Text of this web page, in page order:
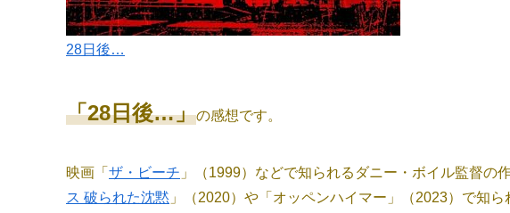
28日後…
「28日後…」の感想です。
映画「 ザ・ビーチ 」（1999）などで知られるダニー・ボイル監督の
ス 破られた沈黙 」（2020）や「オッペンハイマー」（2023）で知